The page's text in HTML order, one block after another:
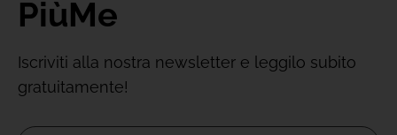
PiùMe
Iscriviti alla nostra newsletter e leggilo subito
gratuitamente!